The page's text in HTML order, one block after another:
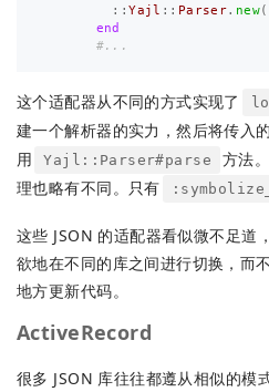
::Yajl :: Parser. new(
end
#...
这个适配器从不同的方式实现了
建一个解析器的实力，然后将传入
用
Yajl::Parser#parse 方法
理也略有不同。只有
这些 JSON 的适配器看似微不足道
欲地在不同的库之间进行切换，而
地方更新代码。
ActiveRecord
很多 JSON 库往往都遵从相似的模